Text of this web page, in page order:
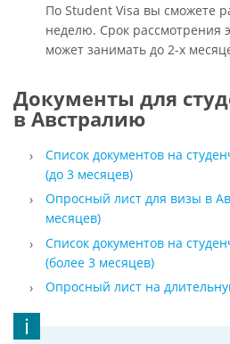
По Student Visa вы сможете
неделю. Срок рассмотрения
может занимать до 2-х
Документы для
в Австралию
Список документов на
(до 3 месяцев)
Опросный лист для визы в
месяцев)
Список документов на
(более 3 месяцев)
Опросный лист на